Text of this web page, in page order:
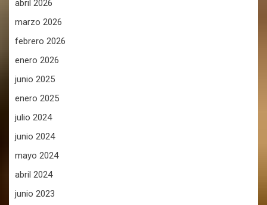
abril 2026
marzo 2026
febrero 2026
enero 2026
junio 2025
enero 2025
julio 2024
junio 2024
mayo 2024
abril 2024
junio 2023